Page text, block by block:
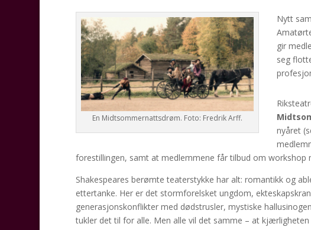
En Midtsommernattsdrøm. Foto: Fredrik Arff.
Nytt
gir
seg
nyåret
forestillingen, samt at medlemmene får tilbud om workshop
Shakespeares berømte teaterstykke har alt: romantikk og
ettertanke. Her er det stormforelsket ungdom,
generasjonskonflikter med dødstrusler, mystiske
tukler det til for alle. Men alle vil det samme – at kjærligheten